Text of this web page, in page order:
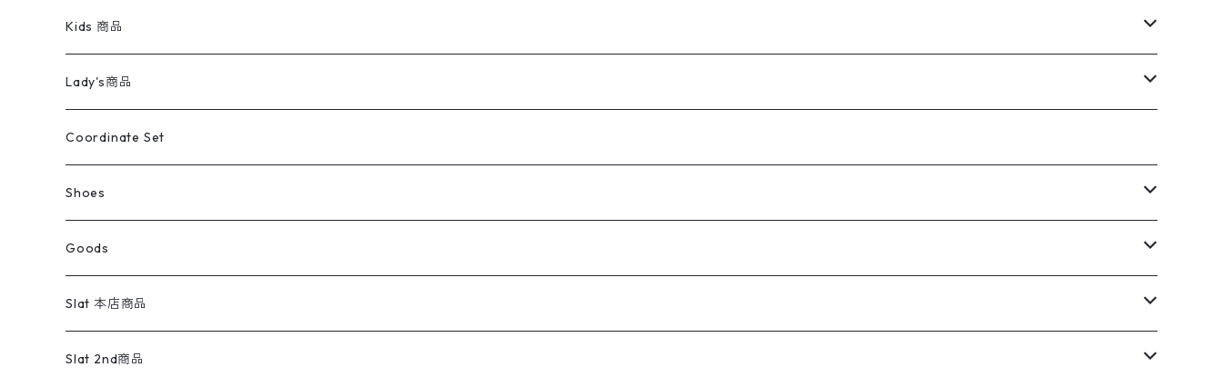
コート
ナイロンジャケット
長袖シャツ
セーター・カーディガン
デニムパンツ
ミリタリーパンツ
スラックス
レディース
アウター
トップス
キッズ
アウター
トップス
ライフスタイル雑貨
ラグ・ブランケット
ブランド
ラルフローレン
リーバイス
REVERSE WEAVE
Pants
Shirts
Ladies
Sweater
Goods
Military
ミリタリージャケット
スウィングトップ
アウトドアナイロンジャケット
スポーツナイロンジャケット
ワークジャケット
テーラードジャケット
ウールジャケット
長袖シャツ
ブランドシャツ
ストライプシャツ
半袖シャツ
ポロシャツ
スウェット・パーカ
プリントスウェット
ロゴスウェット
ベスト
セーター・カーディガン
アランセーター
フリース
デニムパンツ
501,505
バギーズデニム
ミリタリーパンツ
チノパンツ
イージーパンツ
スラックス
ワークパンツ
コーデュロイパンツ
Kids 商品
Vintage
Tops
Pants
Tops
Pants
Lady's商品
Tシャツ
ブラウス／シャツ／デザイントップス
長袖
半袖
ベスト／キャミソール
スウェット
ニット
Coordinate Set
Shoes
22cm以下
22.5cm
23cm
Goods
バンダナ
Slat 本店商品
Outer
Slat 2nd商品